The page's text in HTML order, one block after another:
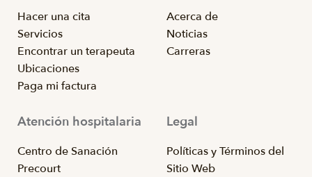
Hacer una cita
Servicios
Encontrar un terapeuta
Ubicaciones
Paga mi factura
Acerca de
Noticias
Carreras
Atención hospitalaria
Centro de Sanación
Precourt
Legal
Políticas y Términos del
Sitio Web